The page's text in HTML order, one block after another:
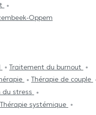
Oppem
Traitement du burnout
Thérapie de couple
du stress
Thérapie systémique